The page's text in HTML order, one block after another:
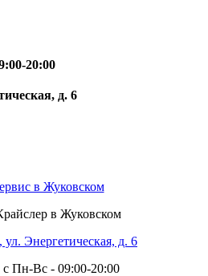
20:00
д. 6
в Жуковском
Энергетическая, д. 6
Пн-Вc - 09:00-20:00